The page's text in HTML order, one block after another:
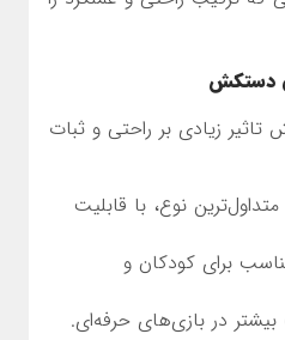
زیادی بر راحتی و ثبات
متداول‌ترین نوع، با قابلیت
برای کودکان و
بیشتر در بازی‌های حرفه‌ای.